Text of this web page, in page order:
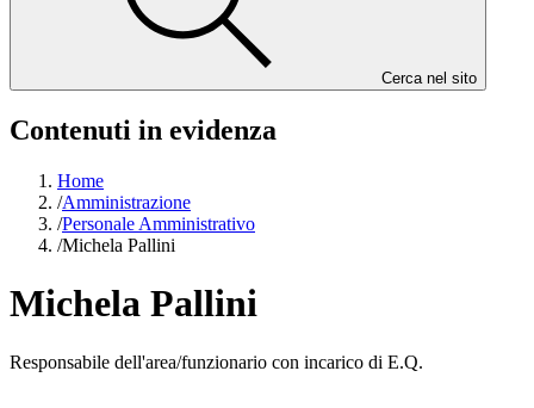
Cerca nel sito
Contenuti in evidenza
Home
/Amministrazione
/Personale Amministrativo
/Michela Pallini
Michela Pallini
Responsabile dell'area/funzionario con incarico di E.Q.